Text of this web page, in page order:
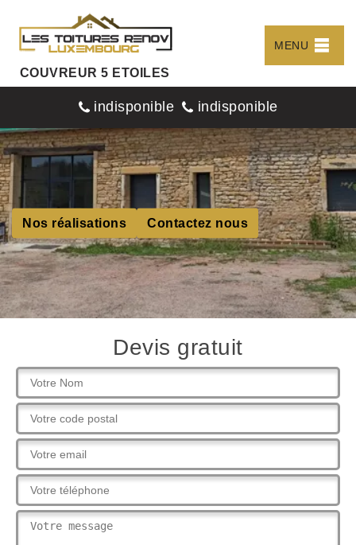
COUVREUR 5 ETOILES
MENU
indisponible indisponible
Nos réalisations Contactez nous
Devis gratuit